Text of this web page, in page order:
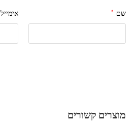
שם * אימייל
מוצרים קשורים